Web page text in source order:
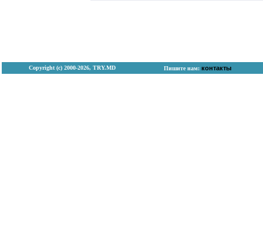
Copyright (с) 2000-2026, TRY.MD Пишите нам: контакты